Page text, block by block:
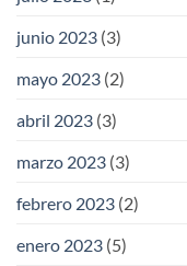
junio 2023 (3)
mayo 2023 (2)
abril 2023 (3)
marzo 2023 (3)
febrero 2023 (2)
enero 2023 (5)